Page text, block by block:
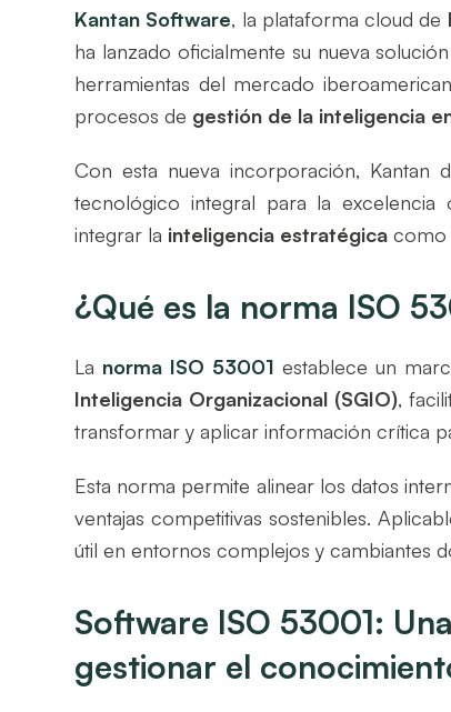
Kantan Software, la plataforma cloud de
ha lanzado oficialmente su nueva solución
herramientas del mercado
procesos de gestión de la inteligencia
Con esta nueva incorporación,
tecnológico integral para la excelencia
integrar la inteligencia estratégica como
¿Qué es la norma ISO
La norma ISO 53001 establece un
Inteligencia Organizacional (SGIO),
transformar y aplicar información crítica
Esta norma permite alinear los datos
ventajas competitivas sostenibles.
útil en entornos complejos y cambiantes
Software ISO 53001:
gestionar el